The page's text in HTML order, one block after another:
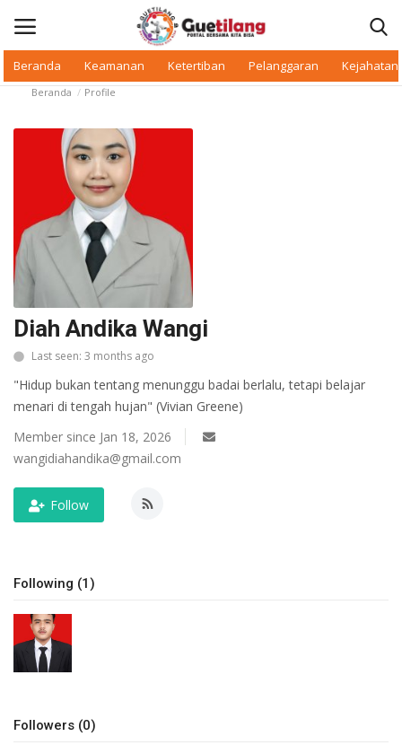
Beranda Keamanan Ketertiban Pelanggaran Kejahatan
Beranda
Daerah
Makan Bergizi
Warkop Digital
Pelanggaran
Ketertiban
Keamanan
Cybers Event
Pekerja Migran Indonesia
Ekonomi
Beranda Profile
Diah Andika Wangi
Last seen: 3 months ago
"Hidup bukan tentang menunggu badai berlalu, tetapi belajar
menari di tengah hujan" (Vivian Greene)
Member since Jan 18, 2026
wangidiahandika@gmail.com
Follow
Following (1)
Followers (0)